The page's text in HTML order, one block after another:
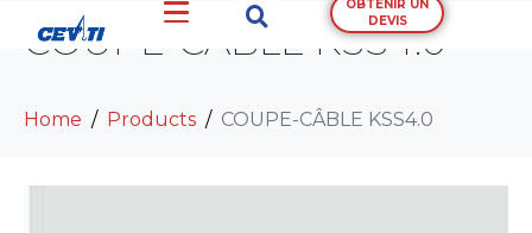
OBTENIR UN
DEVIS
COUPE-CÂBLE KSS4.0
Home Products COUPE-CÂBLE KSS4.0